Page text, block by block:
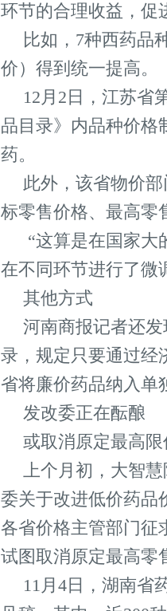
环节的合理收益，促
比如，7种西药品
价）得到统一提高。
12月2日，江苏省
品目录》内品种价格
药。
此外，该省物价
标零售价格、最高零
“这算是在国家大
在不同环节进行了微
其他方式
河南商报记者还
录，规定只要通过经
省将廉价药品纳入单
发改委正在酝酿
或取消原定最高限
上个月初，大智
委关于改进低价药品
各省价格主管部门征
试图取消原定最高零
11月4日，湖南省